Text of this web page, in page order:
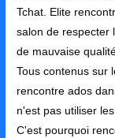
Tchat. Elite
salon de respecter
de mauvaise
Tous contenus sur
rencontre ados
n'est pas utiliser
C'est pourquoi